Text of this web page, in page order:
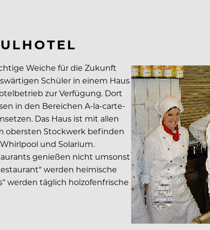
Weiche für die Zukunft
Schüler in einem Haus
zur Verfügung. Dort
in den Bereichen A-la-carte-
Das Haus ist mit allen
obersten Stockwerk befinden
und Solarium.
genießen nicht umsonst
werden heimische
werden täglich holzofenfrische